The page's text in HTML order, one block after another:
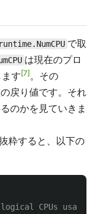
runtime.NumCPU で取
は現在のプロ
す 7 。その
戻り値です。それ
のかを見ていきま
粋すると、以下の
logical CPUs